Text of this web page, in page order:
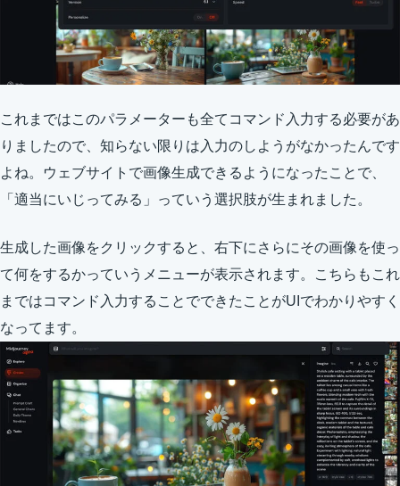
これまではこのパラメーターも全てコマンド入力する必要があ
りましたので、知らない限りは入力のしようがなかったんです
よね。ウェブサイトで画像生成できるようになったことで、
「適当にいじってみる」っていう選択肢が生まれました。
生成した画像をクリックすると、右下にさらにその画像を使っ
て何をするかっていうメニューが表示されます。こちらもこれ
まではコマンド入力することでできたことがUIでわかりやすく
なってます。